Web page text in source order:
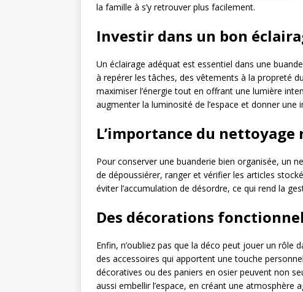
la famille à s’y retrouver plus facilement.
Investir dans un bon
Un éclairage adéquat est essentiel dans une
à repérer les tâches, des vêtements à la propreté
maximiser l’énergie tout en offrant une lumière
augmenter la luminosité de l’espace et donner une
L’importance du
Pour conserver une buanderie bien organisée, un
de dépoussiérer, ranger et vérifier les articles
éviter l’accumulation de désordre, ce qui rend la
Des décorations
Enfin, n’oubliez pas que la déco peut jouer un rôle
des accessoires qui apportent une touche
décoratives ou des paniers en osier peuvent non
aussi embellir l’espace, en créant une atmosphère